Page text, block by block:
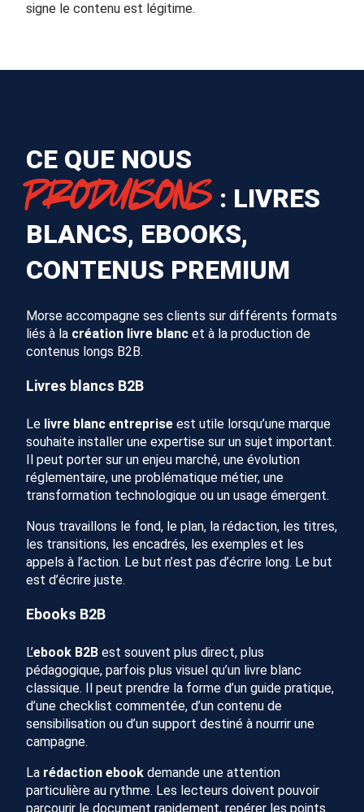
signe le contenu est légitime.
CE QUE NOUS
PRODUISONS : LIVRES
BLANCS, EBOOKS,
CONTENUS PREMIUM
Morse accompagne ses clients sur différents formats
liés à la création livre blanc et à la production de
contenus longs B2B.
Livres blancs B2B
Le livre blanc entreprise est utile lorsqu’une marque
souhaite installer une expertise sur un sujet important.
Il peut porter sur un enjeu marché, une évolution
réglementaire, une problématique métier, une
transformation technologique ou un usage émergent.
Nous travaillons le fond, le plan, la rédaction, les titres,
les transitions, les encadrés, les exemples et les
appels à l’action. Le but n’est pas d’écrire long. Le but
est d’écrire juste.
Ebooks B2B
L’ebook B2B est souvent plus direct, plus
pédagogique, parfois plus visuel qu’un livre blanc
classique. Il peut prendre la forme d’un guide pratique,
d’une checklist commentée, d’un contenu de
sensibilisation ou d’un support destiné à nourrir une
campagne.
La rédaction ebook demande une attention
particulière au rythme. Les lecteurs doivent pouvoir
parcourir le document rapidement, repérer les points